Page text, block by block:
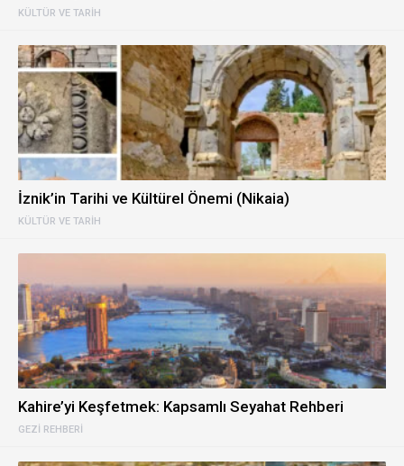
KÜLTÜR VE TARIH
KÜLTÜR VE TARIH
İznik’in Tarihi ve Kültürel Önemi (Nikaia)
GEZI REHBERI
Kahire’yi Keşfetmek: Kapsamlı Seyahat Rehberi